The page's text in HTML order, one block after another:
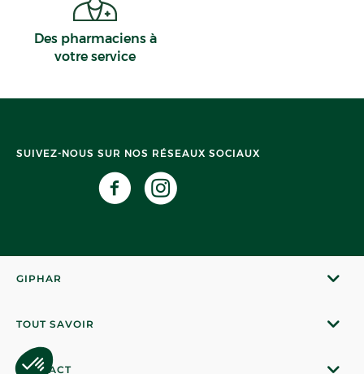
Des pharmaciens à
votre service
SUIVEZ-NOUS SUR NOS RÉSEAUX SOCIAUX
GIPHAR
TOUT SAVOIR
CONTACT